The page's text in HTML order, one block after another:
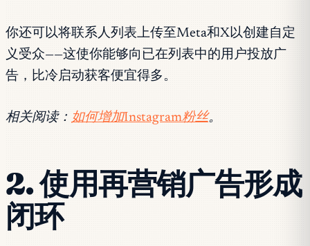
你还可以将联系人列表上传至Meta和X以创建自定
义受众——这使你能够向已在列表中的用户投放广
告，比冷启动获客便宜得多。
相关阅读： 如何增加Instagram粉丝。
2. 使用再营销广告形成
闭环